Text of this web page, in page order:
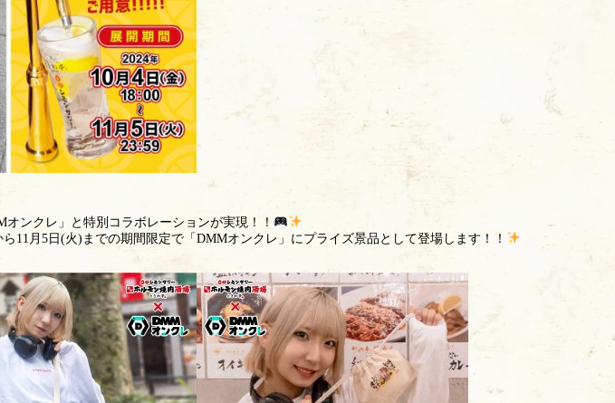
ンクレ」と特別コラボレーションが実現！！
11月5日(火)までの期間限定で「DMMオンクレ」にプライズ景品として登場します！！